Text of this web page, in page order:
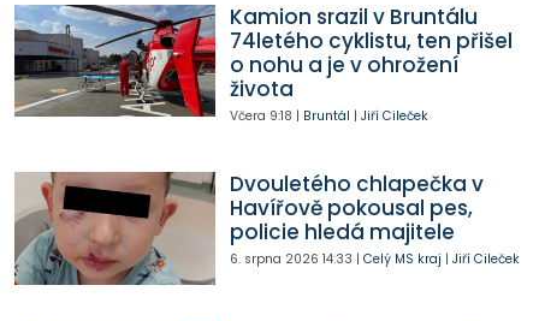
Kamion srazil v Bruntálu
74letého cyklistu, ten přišel
o nohu a je v ohrožení
života
Včera 9:18 | Bruntál | Jiří Cileček
Dvouletého chlapečka v
Havířově pokousal pes,
policie hledá majitele
6. srpna 2026 14:33 | Celý MS kraj | Jiří Cileček